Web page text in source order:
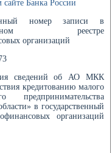
Банка России
номер записи в
реестре
организаций
сведений об АО МКК
кредитованию малого
предпринимательства
в государственный
организаций